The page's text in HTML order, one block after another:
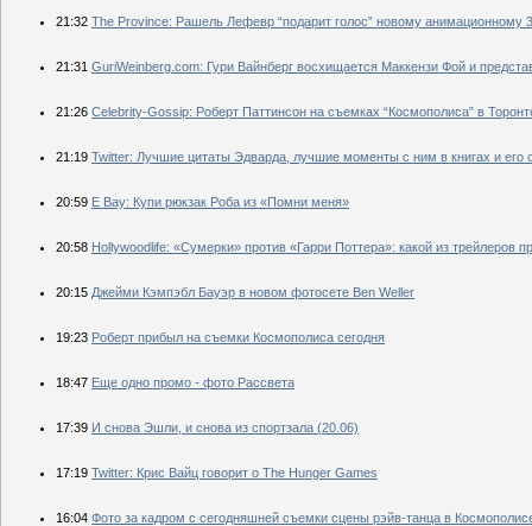
21:32 The Province: Рашель Лефевр “подарит голос” новому анимационному
21:31 GuriWeinberg.com: Гури Вайнберг восхищается Маккензи Фой и
21:26 Celebrity-Gossip: Роберт Паттинсон на съемках “Космополиса” в
21:19 Twitter: Лучшие цитаты Эдварда, лучшие моменты с ним в книгах и его
20:59 E Bay: Купи рюкзак Роба из «Помни меня»
20:58 Hollywoodlife: «Сумерки» против «Гарри Поттера»: какой из
20:15 Джейми Кэмпэбл Бауэр в новом фотосете Ben Weller
19:23 Роберт прибыл на съемки Космополиса сегодня
18:47 Еще одно промо - фото Рассвета
17:39 И снова Эшли, и снова из спортзала (20.06)
17:19 Twitter: Крис Вайц говорит о The Hunger Games
16:04 Фото за кадром с сегодняшней съемки сцены рэйв-танца в